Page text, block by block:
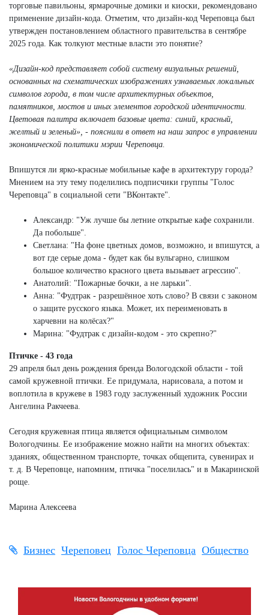
торговые павильоны, ярмарочные домики и киоски, рекомендовано
применение дизайн-кода. Отметим, что дизайн-код Череповца был
утвержден постановлением областного правительства в сентябре
2025 года. Как толкуют местные власти это понятие?
«Дизайн-код представляет собой систему визуальных решений,
основанных на схематических изображениях узнаваемых локальных
символов города, в том числе архитектурных объектов,
памятников, мостов и иных элементов городской идентичности.
Цветовая палитра включает базовые цвета: синий, красный,
желтый и зеленый», - пояснили в ответ на наш запрос в управлении
экономической политики мэрии Череповца.
Впишутся ли ярко-красные мобильные кафе в архитектуру города?
Мнением на эту тему поделились подписчики группы "Голос
Череповца" в социальной сети "ВКонтакте".
Александр: "Уж лучше бы летние открытые кафе сохранили.
Да побольше".
Светлана: "На фоне цветных домов, возможно, и впишутся, а
вот где серые дома - будет как бы вульгарно, слишком
большое количество красного цвета вызывает агрессию".
Анатолий: "Пожарные бочки, а не ларьки".
Анна: "Фудтрак - разрешённое хоть слово? В связи с законом
о защите русского языка. Может, их переименовать в
харчевни на колёсах?"
Марина: "Фудтрак с дизайн-кодом - это скрепно?"
Птичке - 43 года
29 апреля был день рождения бренда Вологодской области - той
самой кружевной птички. Ее придумала, нарисовала, а потом и
воплотила в кружеве в 1983 году заслуженный художник России
Ангелина Ракчеева.
Сегодня кружевная птица является официальным символом
Вологодчины. Ее изображение можно найти на многих объектах:
зданиях, общественном транспорте, точках общепита, сувенирах и
т. д. В Череповце, напомним, птичка "поселилась" и в Макаринской
роще.
Марина Алексеева
Бизнес Череповец Голос Череповца Общество